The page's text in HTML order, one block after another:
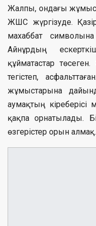
Жалпы, ондағы
ЖШС жүргізуде.
махаббат
Айнұрдың
құйматастар
тегістеп,
жұмыстарына
аумақтың
қақпа орнатылады.
өзгерістер орын алмақ.